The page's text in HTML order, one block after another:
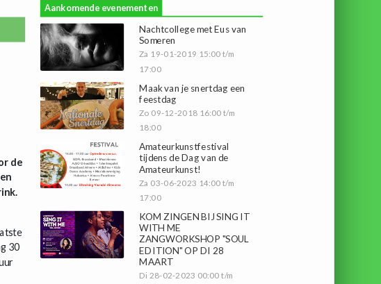
de
30
Aankomende evenementen
Nachtcollege met Eus van
Someren
Za 19-01-2019 15:00 t/m
17:00
Maak van je snertdag een
feestdag
Zo 09-12-2018 16:00 t/m
18:00
Amateurkunstfestival
tijdens de Dag van de
Amateurkunst!
Za 03-06-2023 14:00 t/m
17:00
KOM ZINGEN BIJ SING IT
WITH ME
ZANGWORKSHOP "SOUL
EDITION" OP DI 28
MAART
Di 28-02-2023 00:00 t/m